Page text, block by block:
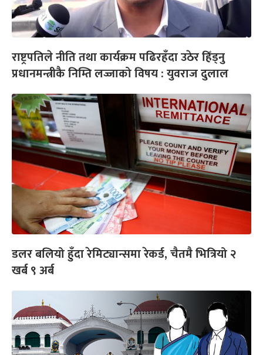
राष्ट्रपतिले नीति तथा कार्यक्रम पढिरहँदा उठेर हिँड्नु
प्रधानमन्त्रीकै निम्ति लज्जाको विषय : युवराज दुलाल
डलर बलियो हुँदा रेमिट्यान्समा रेकर्ड, चैतमै भित्रियो २
खर्ब ९ अर्ब